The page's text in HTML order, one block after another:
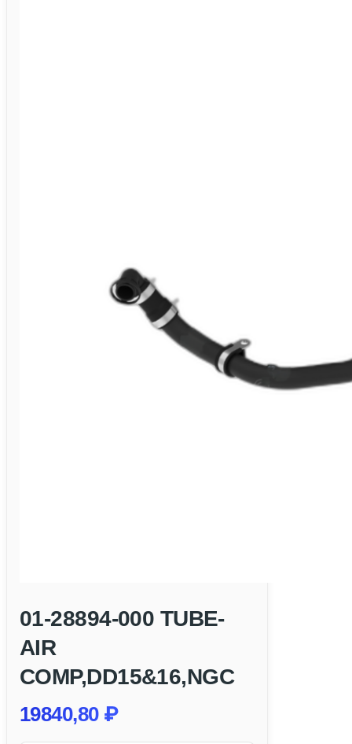
01-28894-000 TUBE-
AIR
COMP,DD15&16,NGC
19840,80 ₽